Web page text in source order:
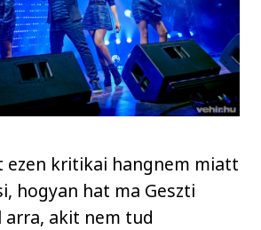
ezen kritikai hangnem miatt
hogyan hat ma Geszti
arra, akit nem tud